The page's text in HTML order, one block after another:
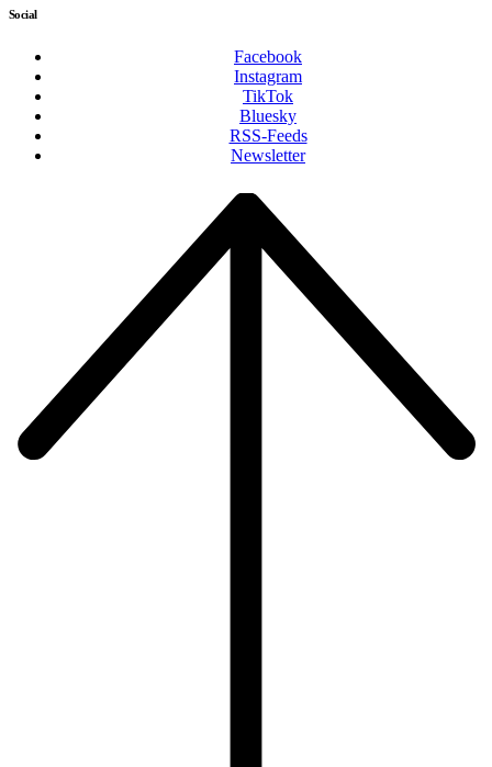
Social
Facebook
Instagram
TikTok
Bluesky
RSS-Feeds
Newsletter